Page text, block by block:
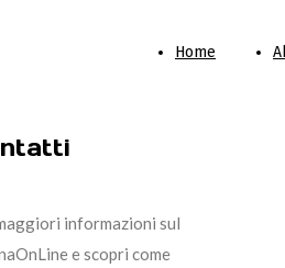
Home
informazioni sul
e scopri come